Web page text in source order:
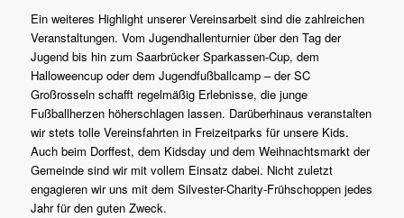
Ein weiteres Highlight unserer Vereinsarbeit sind die zahlreichen
Veranstaltungen. Vom Jugendhallenturnier über den Tag der
Jugend bis hin zum Saarbrücker Sparkassen-Cup, dem
Halloweencup oder dem Jugendfußballcamp – der SC
Großrosseln schafft regelmäßig Erlebnisse, die junge
Fußballherzen höherschlagen lassen. Darüberhinaus veranstalten
wir stets tolle Vereinsfahrten in Freizeitparks für unsere Kids.
Auch beim Dorffest, dem Kidsday und dem Weihnachtsmarkt der
Gemeinde sind wir mit vollem Einsatz dabei. Nicht zuletzt
engagieren wir uns mit dem Silvester-Charity-Frühschoppen jedes
Jahr für den guten Zweck.